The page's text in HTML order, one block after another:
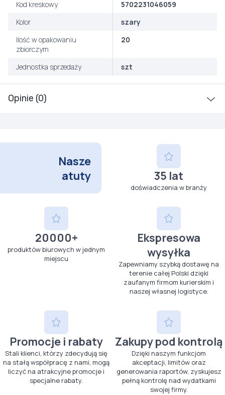
Opinie (0)
Kod kreskowy
5702231046059
Kolor
szary
Ilość w opakowaniu
zbiorczym
20
Jednostka sprzedaży szt
Nasze
atuty
35 lat
doświadczenia w branży
20000+
produktów biurowych w jednym
miejscu
Ekspresowa
wysyłka
Zapewniamy szybką dostawę na
terenie całej Polski dzięki
zaufanym firmom kurierskim i
naszej własnej logistyce.
Promocje i rabaty
Stali klienci, którzy zdecydują się
na stałą współpracę z nami, mogą
liczyć na atrakcyjne promocje i
specjalne rabaty.
Zakupy pod kontrolą
Dzięki naszym funkcjom
akceptacji, limitów oraz
generowania raportów, zyskujesz
pełną kontrolę nad wydatkami
swojej firmy.